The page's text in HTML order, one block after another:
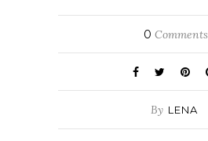
0 Comments
By LENA